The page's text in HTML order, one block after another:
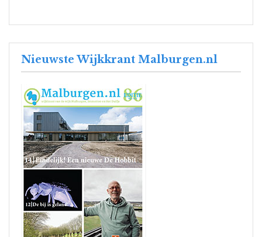
Nieuwste Wijkkrant Malburgen.nl